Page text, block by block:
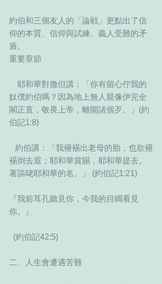
約伯和三個友人的「論戦」更點出了信
仰的本質、信仰與試練、義人受難的矛
盾。
重要章節
奴僕約伯嗎？因為地上無人親像伊完全
閣正直，敬畏上帝，離開諸個歹。」(約
伯記1:8)
裼倒去遐；耶和華賞賜，耶和華提去。
著謳咾耶和華的名。」 (約伯記1:21)
『我前耳孔聽見你，今我的目睭看見
你。』
  (約伯記42:5)
二、人生會遭遇苦難